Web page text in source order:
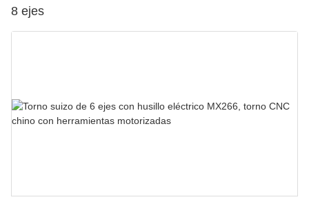
8 ejes